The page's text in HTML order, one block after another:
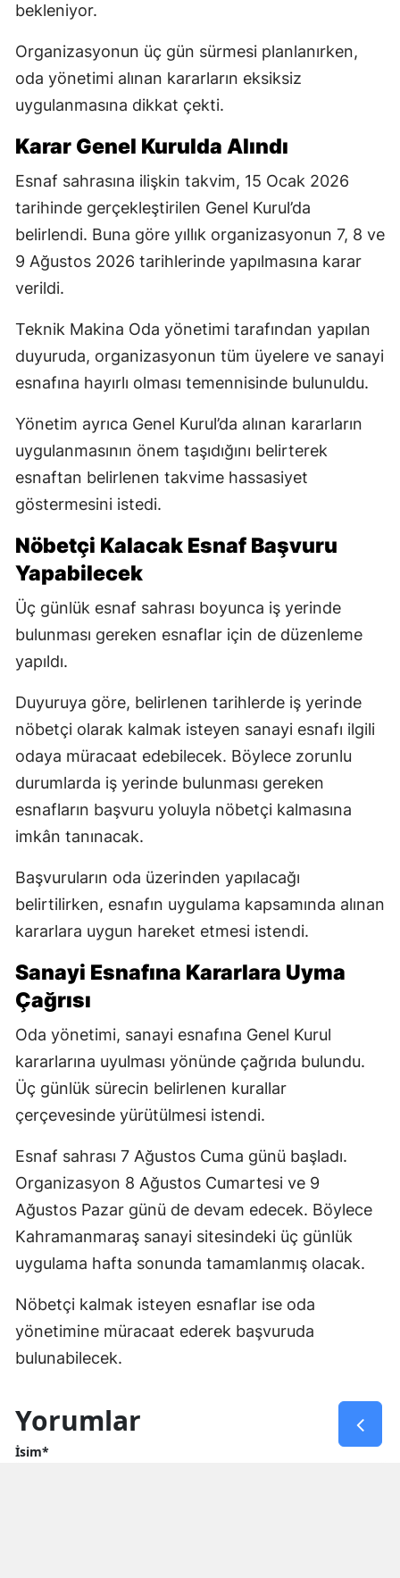
bekleniyor.
Organizasyonun üç gün sürmesi planlanırken,
oda yönetimi alınan kararların eksiksiz
uygulanmasına dikkat çekti.
Karar Genel Kurulda Alındı
Esnaf sahrasına ilişkin takvim, 15 Ocak 2026
tarihinde gerçekleştirilen Genel Kurul’da
belirlendi. Buna göre yıllık organizasyonun 7, 8 ve
9 Ağustos 2026 tarihlerinde yapılmasına karar
verildi.
Teknik Makina Oda yönetimi tarafından yapılan
duyuruda, organizasyonun tüm üyelere ve sanayi
esnafına hayırlı olması temennisinde bulunuldu.
Yönetim ayrıca Genel Kurul’da alınan kararların
uygulanmasının önem taşıdığını belirterek
esnaftan belirlenen takvime hassasiyet
göstermesini istedi.
Nöbetçi Kalacak Esnaf Başvuru
Yapabilecek
Üç günlük esnaf sahrası boyunca iş yerinde
bulunması gereken esnaflar için de düzenleme
yapıldı.
Duyuruya göre, belirlenen tarihlerde iş yerinde
nöbetçi olarak kalmak isteyen sanayi esnafı ilgili
odaya müracaat edebilecek. Böylece zorunlu
durumlarda iş yerinde bulunması gereken
esnafların başvuru yoluyla nöbetçi kalmasına
imkân tanınacak.
Başvuruların oda üzerinden yapılacağı
belirtilirken, esnafın uygulama kapsamında alınan
kararlara uygun hareket etmesi istendi.
Sanayi Esnafına Kararlara Uyma
Çağrısı
Oda yönetimi, sanayi esnafına Genel Kurul
kararlarına uyulması yönünde çağrıda bulundu.
Üç günlük sürecin belirlenen kurallar
çerçevesinde yürütülmesi istendi.
Esnaf sahrası 7 Ağustos Cuma günü başladı.
Organizasyon 8 Ağustos Cumartesi ve 9
Ağustos Pazar günü de devam edecek. Böylece
Kahramanmaraş sanayi sitesindeki üç günlük
uygulama hafta sonunda tamamlanmış olacak.
Nöbetçi kalmak isteyen esnaflar ise oda
yönetimine müracaat ederek başvuruda
bulunabilecek.
Yorumlar
İsim*